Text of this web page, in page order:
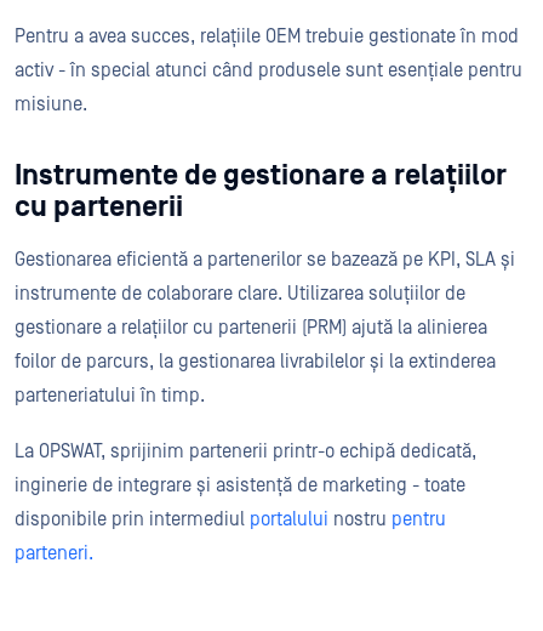
Pentru a avea succes, relațiile OEM trebuie gestionate în mod
activ - în special atunci când produsele sunt esențiale pentru
misiune.
Instrumente de gestionare a relațiilor
cu partenerii
Gestionarea eficientă a partenerilor se bazează pe KPI, SLA și
instrumente de colaborare clare. Utilizarea soluțiilor de
gestionare a relațiilor cu partenerii (PRM) ajută la alinierea
foilor de parcurs, la gestionarea livrabilelor și la extinderea
parteneriatului în timp.
La OPSWAT, sprijinim partenerii printr-o echipă dedicată,
inginerie de integrare și asistență de marketing - toate
disponibile prin intermediul portalului nostru pentru
parteneri.